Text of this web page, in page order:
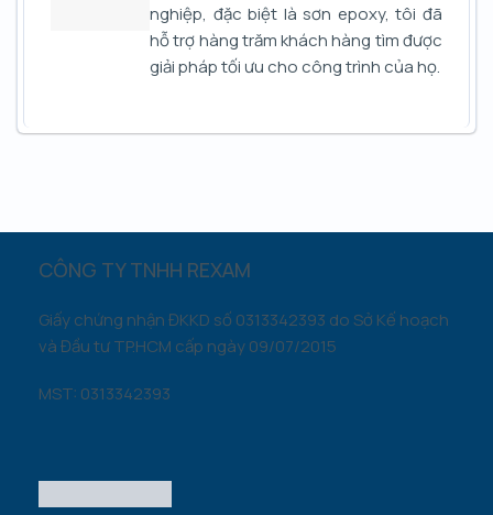
nghiệp, đặc biệt là sơn epoxy, tôi đã
hỗ trợ hàng trăm khách hàng tìm được
giải pháp tối ưu cho công trình của họ.
CÔNG TY TNHH REXAM
Giấy chứng nhận ĐKKD số 0313342393 do Sở Kế hoạch
và Đầu tư TP.HCM cấp ngày 09/07/2015
MST: 0313342393